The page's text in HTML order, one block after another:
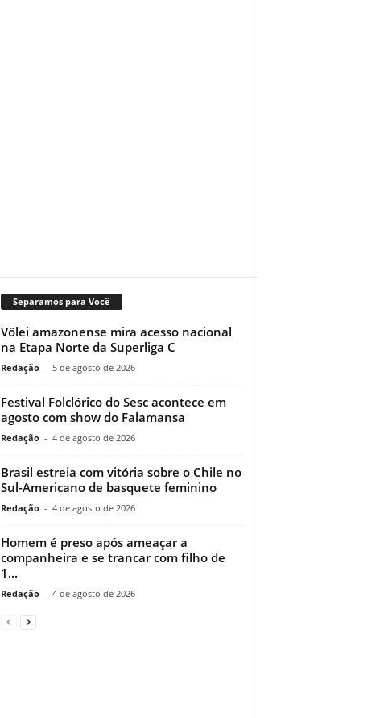
Separamos para Você
Vôlei amazonense mira acesso nacional
na Etapa Norte da Superliga C
Redação - 5 de agosto de 2026
Festival Folclórico do Sesc acontece em
agosto com show do Falamansa
Redação - 4 de agosto de 2026
Brasil estreia com vitória sobre o Chile no
Sul-Americano de basquete feminino
Redação - 4 de agosto de 2026
Homem é preso após ameaçar a
companheira e se trancar com filho de
1...
Redação - 4 de agosto de 2026